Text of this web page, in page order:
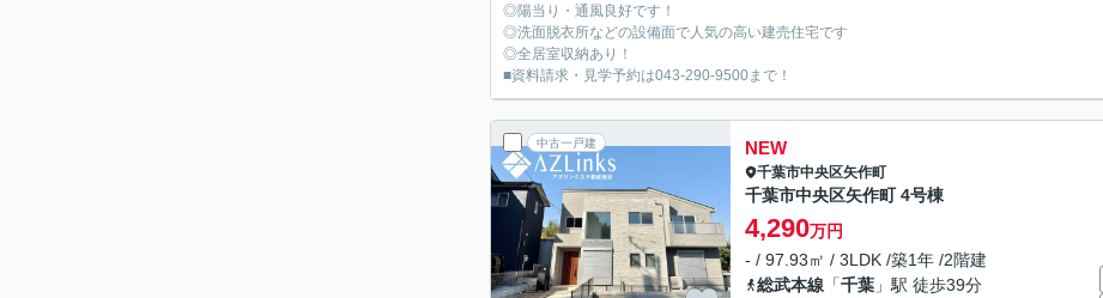
◎陽当り・通風良好です！
◎洗面脱衣所などの設備面で人気の高い建売住宅です
◎全居室収納あり！
■資料請求・見学予約は043-290-9500まで！
中古一戸建 NEW
千葉市中央区矢作町
千葉市中央区矢作町 4号棟
4,290万円
- / 97.93㎡ / 3LDK /築1年 /2階建
総武本線 「千葉 」駅 徒歩39分